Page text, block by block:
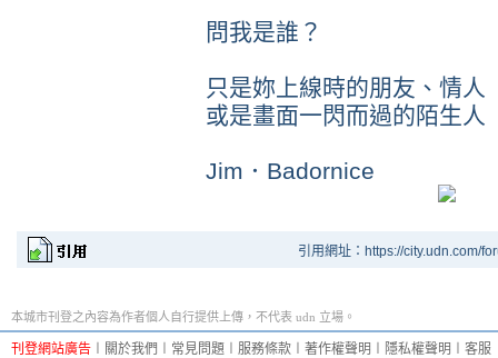
問我是誰？
只是妳上線時的朋友、情人
或是畫面一閃而過的陌生人
Jim．Badornice
引用網址：https://city.udn.com/
本城市刊登之內容為作者個人自行提供上傳，不代表 udn 立場。
刊登網站廣告 關於我們 常見問題 服務條款 著作權聲明 隱私權聲明 客服